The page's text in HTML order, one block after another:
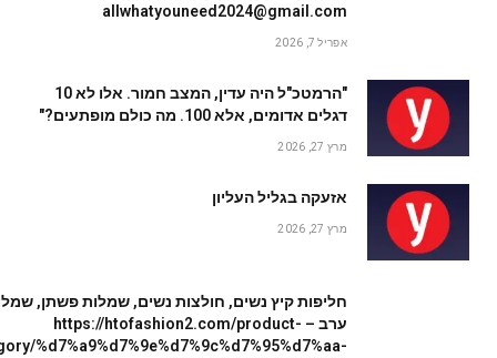
allwhatyouneed2024@gmail.com
אפריל 7, 2026
"הרמטכ"ל היה עדין, המצב חמור. אלו לא 10
דגלים אדומים, אלא 100. מה כולם מופתעים?"
מרץ 27, 2026
אזעקה בגליל העליון
מרץ 27, 2026
חליפות קיץ נשים, חולצות נשים, שמלות פשתן,
ערב – https://htofashion2.com/product-
%d7%a9%d7%9e%d7%9c%d7%95%d7%aa-